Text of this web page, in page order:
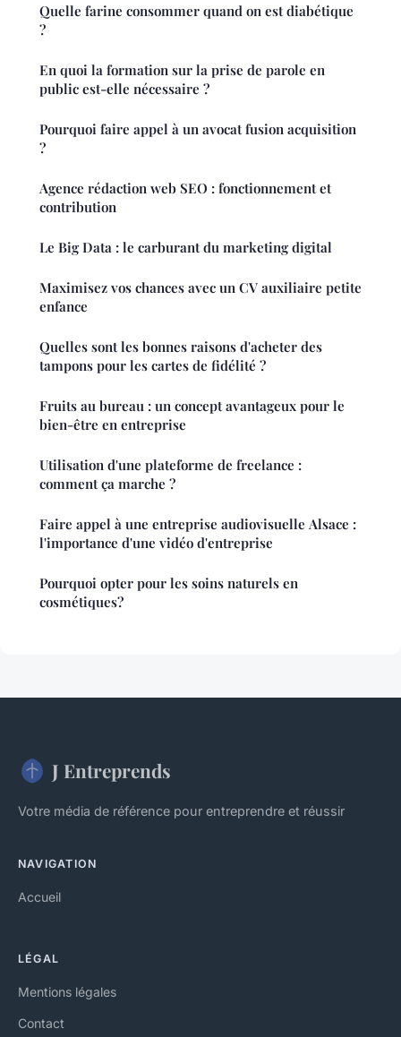
Quelle farine consommer quand on est diabétique
?
En quoi la formation sur la prise de parole en
public est-elle nécessaire ?
Pourquoi faire appel à un avocat fusion acquisition
?
Agence rédaction web SEO : fonctionnement et
contribution
Le Big Data : le carburant du marketing digital
Maximisez vos chances avec un CV auxiliaire petite
enfance
Quelles sont les bonnes raisons d'acheter des
tampons pour les cartes de fidélité ?
Fruits au bureau : un concept avantageux pour le
bien-être en entreprise
Utilisation d'une plateforme de freelance :
comment ça marche ?
Faire appel à une entreprise audiovisuelle Alsace :
l'importance d'une vidéo d'entreprise
Pourquoi opter pour les soins naturels en
cosmétiques?
J Entreprends
Votre média de référence pour entreprendre et réussir
NAVIGATION
Accueil
LÉGAL
Mentions légales
Contact